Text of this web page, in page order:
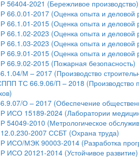
56404-2021 (Бережливое производство)
66.0.01-2017 (Оценка опыта и деловой
66.1.01-2015 (Оценка опыта и деловой
66.1.02-2023 (Оценка опыта и деловой
66.1.03-2023 (Оценка опыта и деловой
66.9.01-2015 (Оценка опыта и деловой
66.9.02-2015 (Пожарная безопасность)
М – 2017 (Производство
ТС 66.9.06/П – 2018 (Производство
О – 2017 (Обеспечение
ИСО 15189-2024 (Лаборатории
54049-2010 (Метрологическое
2007 ССБТ (Охрана труда)
ИСО/МЭК 90003-2014 (Разработка
ИСО 20121-2014 (Устойчивое развитие)